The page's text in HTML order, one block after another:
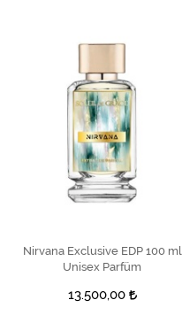
SEPETE EKLE
Nirvana Exclusive EDP 100 ml
Unisex Parfüm
13.500,00